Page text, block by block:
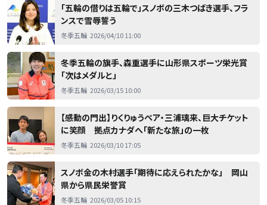
「五輪の借りは五輪で」スノボの三木つばき選手、フラ
ンスで雪辱誓う
冬季五輪 2026/04/10 11:00
冬季五輪の旗手、森重選手に山形県スポーツ栄光賞
「次はメダルと」
冬季五輪 2026/03/15 10:00
【感動の門出】りくりゅうペア・三浦璃来、巨大チケット
に笑顔 拠点カナダへ「新たな旅」の一枚
冬季五輪 2026/03/10 17:05
スノボ金の木村選手「期待に応えられたかな」 岡山
県から県民栄誉賞
冬季五輪 2026/03/05 10:15